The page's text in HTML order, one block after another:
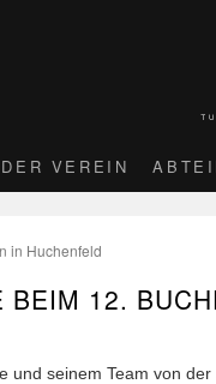
DER VEREIN
in Huchenfeld
BEIM 12.
und seinem Team von